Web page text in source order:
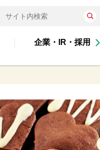
企業・IR・採用